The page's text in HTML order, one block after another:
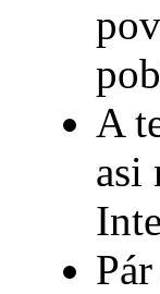
A
asi